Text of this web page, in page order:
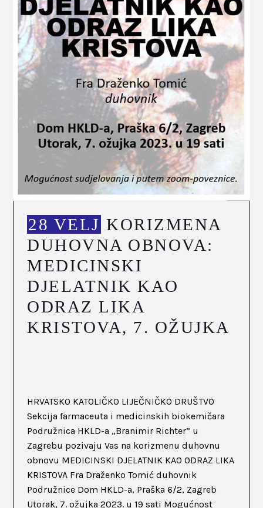
28 VELJ KORIZMENA
DUHOVNA OBNOVA:
MEDICINSKI
DJELATNIK KAO
ODRAZ LIKA
KRISTOVA, 7. OŽUJKA
HRVATSKO KATOLIČKO LIJEČNIČKO DRUŠTVO
Sekcija farmaceuta i medicinskih biokemičara
Podružnica HKLD-a „Branimir Richter” u
Zagrebu pozivaju Vas na korizmenu duhovnu
obnovu MEDICINSKI DJELATNIK KAO ODRAZ LIKA
KRISTOVA Fra Draženko Tomić duhovnik
Podružnice Dom HKLD-a, Praška 6/2, Zagreb
Utorak, 7. ožujka 2023. u 19 sati Mogućnost